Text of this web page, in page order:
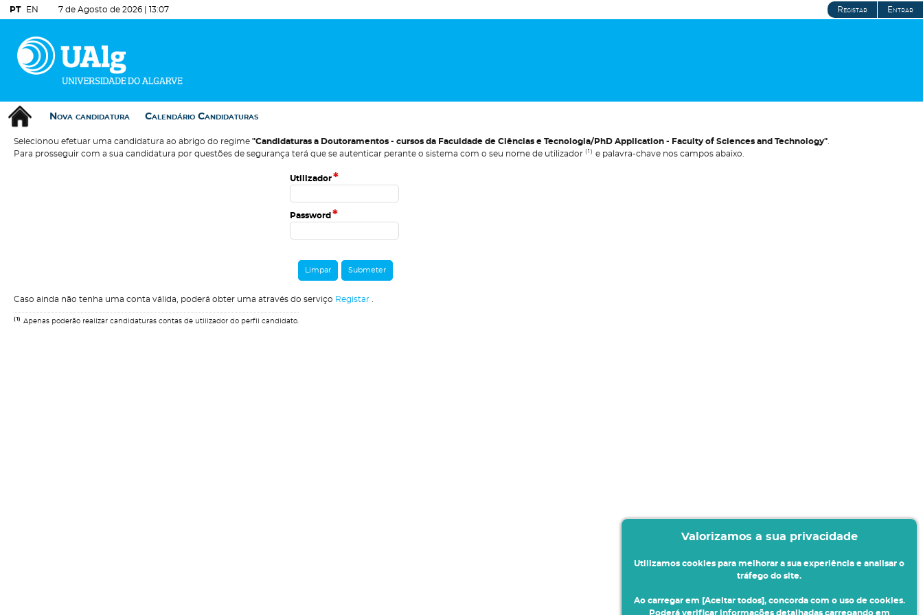
PT EN 7 de Agosto de 2026 | 13:07 Registar Entrar
Nova candidatura Calendário Candidaturas
Selecionou efetuar uma candidatura ao abrigo do regime "Candidaturas a Doutoramentos - cursos da Faculdade de Ciências e Tecnologia/PhD Application - Faculty of Sciences and Technology"
Para prosseguir com a sua candidatura por questões de segurança terá que se autenticar perante o sistema com o seu nome de utilizador (1) e palavra-chave nos campos abaixo.
Utilizador*
Password *
Caso ainda não tenha uma conta válida, poderá obter uma através do serviço Registar
(1) Apenas poderão realizar candidaturas contas de utilizador do perfil candidato.
Valorizamos a sua privacidade
Utilizamos cookies para melhorar a sua experiência e analisar o
tráfego do site.
Ao carregar em [Aceitar todos], concorda com o uso de cookies.
Poderá verificar informações detalhadas carregando em